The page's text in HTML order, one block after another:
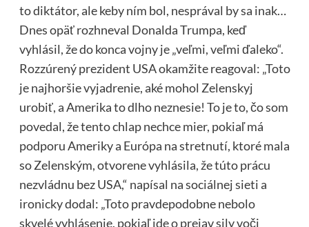
to diktátor, ale keby ním bol, nesprával by sa inak…
Dnes opäť rozhneval Donalda Trumpa, keď
vyhlásil, že do konca vojny je „veľmi, veľmi ďaleko“.
Rozzúrený prezident USA okamžite reagoval: „Toto
je najhoršie vyjadrenie, aké mohol Zelenskyj
urobiť, a Amerika to dlho neznesie! To je to, čo som
povedal, že tento chlap nechce mier, pokiaľ má
podporu Ameriky a Európa na stretnutí, ktoré mala
so Zelenským, otvorene vyhlásila, že túto prácu
nezvládnu bez USA,“ napísal na sociálnej sieti a
ironicky dodal: „Toto pravdepodobne nebolo
skvelé vyhlásenie, pokiaľ ide o prejav sily voči